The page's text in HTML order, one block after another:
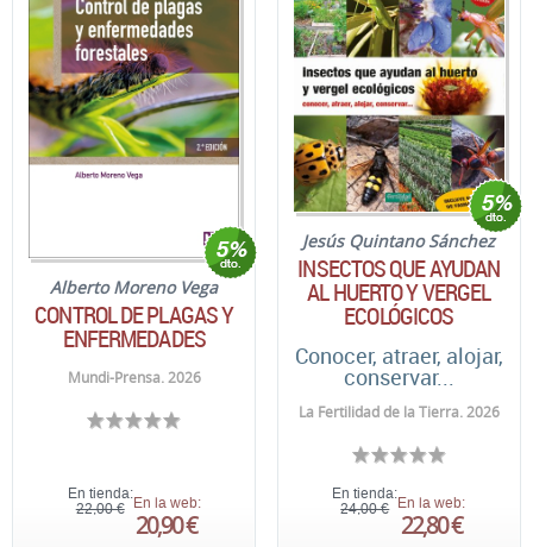
Alberto Moreno Vega
CONTROL DE PLAGAS Y
ENFERMEDADES
Mundi-Prensa. 2026
En tienda:
22,00 € En la web:
20,90 €
Jesús Quintano Sánchez
INSECTOS QUE AYUDAN
AL HUERTO Y VERGEL
ECOLÓGICOS
Conocer, atraer, alojar,
conservar...
La Fertilidad de la Tierra. 2026
En tienda:
24,00 €
En la web:
22,80 €